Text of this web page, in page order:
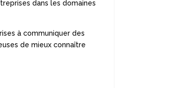
dans les domaines
à communiquer des
de mieux connaître